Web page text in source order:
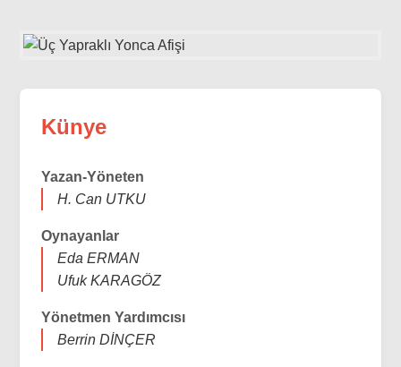
Künye
Yazan-Yöneten
H. Can UTKU
Oynayanlar
Eda ERMAN
Ufuk KARAGÖZ
Yönetmen Yardımcısı
Berrin DİNÇER